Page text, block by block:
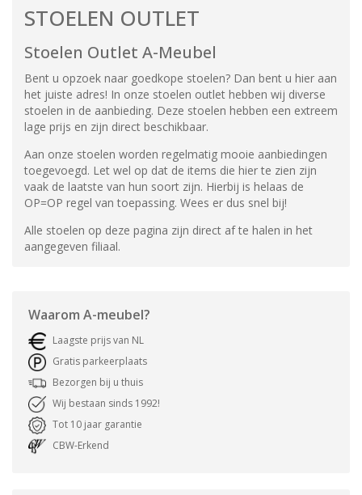
STOELEN OUTLET
Stoelen Outlet A-Meubel
Bent u opzoek naar goedkope stoelen? Dan bent u hier aan
het juiste adres! In onze stoelen outlet hebben wij diverse
stoelen in de aanbieding. Deze stoelen hebben een extreem
lage prijs en zijn direct beschikbaar.
Aan onze stoelen worden regelmatig mooie aanbiedingen
toegevoegd. Let wel op dat de items die hier te zien zijn
vaak de laatste van hun soort zijn. Hierbij is helaas de
OP=OP regel van toepassing. Wees er dus snel bij!
Alle stoelen op deze pagina zijn direct af te halen in het
aangegeven filiaal.
Waarom A-meubel?
Laagste prijs van NL
Gratis parkeerplaats
Bezorgen bij u thuis
Wij bestaan sinds 1992!
Tot 10 jaar garantie
CBW-Erkend